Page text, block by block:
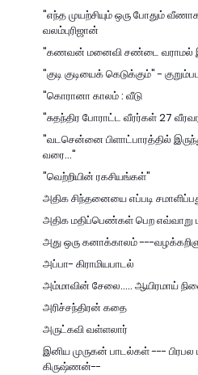
"எந்த முயற்சியும் ஒரு போதும்
வலம்புரிஜான்
"கணவன் மனைவி சண்டை வராமல்
"குடி குடியைக் கெடுக்கும்" -
"கொரானா காலம் : வீடு
"சுதந்திர போராட்ட வீரர்கள் 27
"வடசென்னை பிளாட்பாரத்தில்
வரை..."
"வெற்றியின் ரகசியங்கள்"
அதிக சிந்தனையை எப்படி
அதிக மதிப்பெண்கள் பெற எவ்வாறு
அது ஒரு கனாக்காலம் ---
அப்பா- கிராமியபாடல்
அம்மாவின் சேலை..... ஆயிரமாய்
அரிச்சந்திரன் கதை
அருட்கவி வள்ளலார்
இனிய முருகன் பாடல்கள் --- பிரபல
கிருஷ்ணன்--